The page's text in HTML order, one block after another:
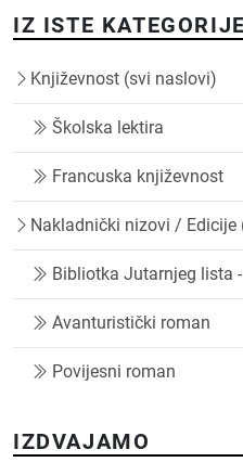
IZ ISTE KATEGORIJE
Književnost (svi naslovi)
Školska lektira
Francuska književnost
Nakladnički nizovi / Edicije
Bibliotka Jutarnjeg lista
Avanturistički roman
Povijesni roman
IZDVAJAMO